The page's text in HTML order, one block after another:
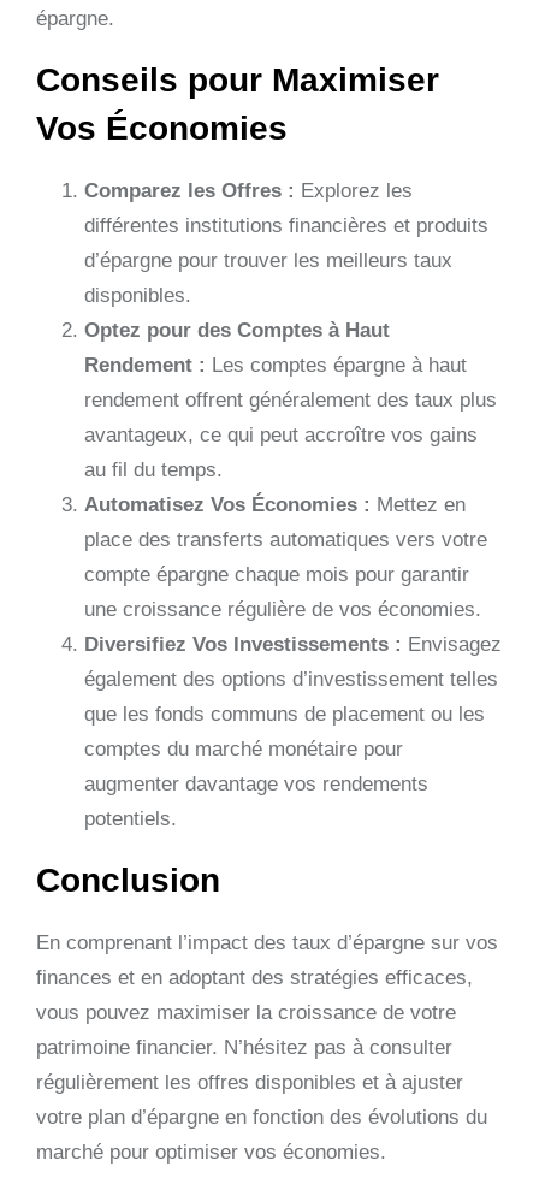
épargne.
Conseils pour Maximiser
Vos Économies
Comparez les Offres : Explorez les
différentes institutions financières et produits
d’épargne pour trouver les meilleurs taux
disponibles.
Optez pour des Comptes à Haut
Rendement : Les comptes épargne à haut
rendement offrent généralement des taux plus
avantageux, ce qui peut accroître vos gains
au fil du temps.
Automatisez Vos Économies : Mettez en
place des transferts automatiques vers votre
compte épargne chaque mois pour garantir
une croissance régulière de vos économies.
Diversifiez Vos Investissements : Envisagez
également des options d’investissement telles
que les fonds communs de placement ou les
comptes du marché monétaire pour
augmenter davantage vos rendements
potentiels.
Conclusion
En comprenant l’impact des taux d’épargne sur vos
finances et en adoptant des stratégies efficaces,
vous pouvez maximiser la croissance de votre
patrimoine financier. N’hésitez pas à consulter
régulièrement les offres disponibles et à ajuster
votre plan d’épargne en fonction des évolutions du
marché pour optimiser vos économies.